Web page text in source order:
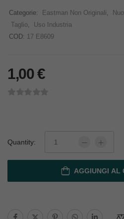
Categorie: Eastman Non Originali,
Taglio,
Uso Industria
COD: 17 E8609
1,00€
Quantity:
AGGIUNGI AL